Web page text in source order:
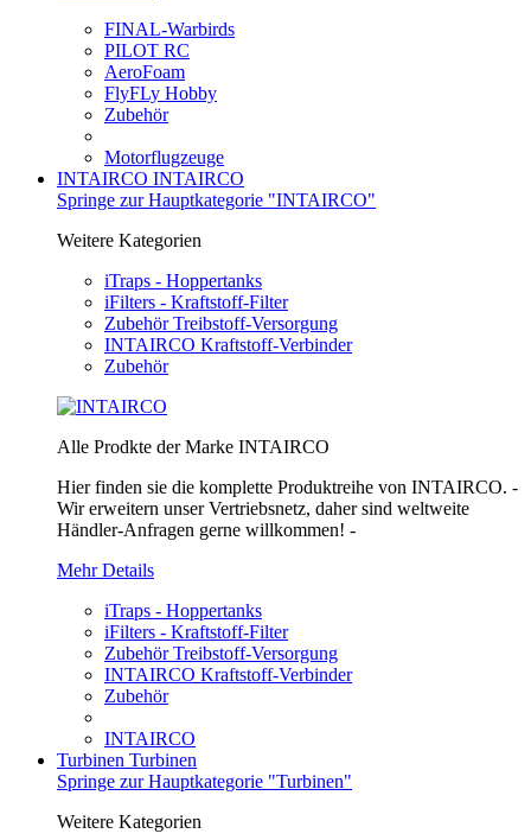
FINAL-Warbirds
PILOT RC
AeroFoam
FlyFLy Hobby
Zubehör
Motorflugzeuge
INTAIRCO INTAIRCO
Springe zur Hauptkategorie "INTAIRCO"
Weitere Kategorien
iTraps - Hoppertanks
iFilters - Kraftstoff-Filter
Zubehör Treibstoff-Versorgung
INTAIRCO Kraftstoff-Verbinder
Zubehör
Alle Prodkte der Marke INTAIRCO
Hier finden sie die komplette Produktreihe von INTAIRCO. -
Wir erweitern unser Vertriebsnetz, daher sind weltweite
Händler-Anfragen gerne willkommen! -
Mehr Details
iTraps - Hoppertanks
iFilters - Kraftstoff-Filter
Zubehör Treibstoff-Versorgung
INTAIRCO Kraftstoff-Verbinder
Zubehör
INTAIRCO
Turbinen Turbinen
Springe zur Hauptkategorie "Turbinen"
Weitere Kategorien